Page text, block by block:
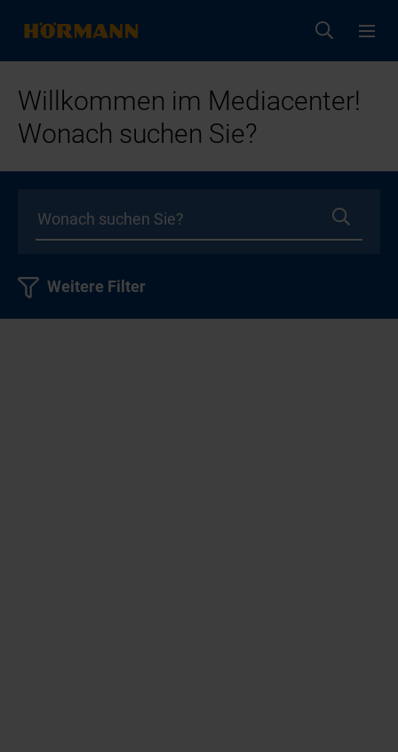
Willkommen im Mediacenter!
Wonach suchen Sie?
Weitere Filter